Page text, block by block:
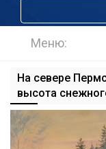
Меню:
На севере
высота